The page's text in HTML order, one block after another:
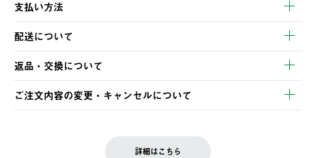
支払い方法
以下のいずれかの方法でお支払いいただけます。
・クレジットカード決済
・コンビニ決済
・Pay-easy決済
配送について
【発送スケジュール】
ご注文・ご入金完了より2営業日以内に商品を発送いたします。
土日祝の発送はございませんので、木曜日以降のご注文は週明け
の発送となる場合がございます。
返品・交換について
※お客様都合の場合
お客様都合の返品にかかる送料は、お客様ご負担とさせていただ
ご注文内容の変更・キャンセルについて
LOGOS FAMILY会員の方は、会員マイページ内 購入履歴画面に
詳細はこちら